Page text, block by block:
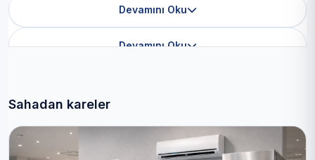
Devamını Oku
Devamını Oku
Sahadan kareler